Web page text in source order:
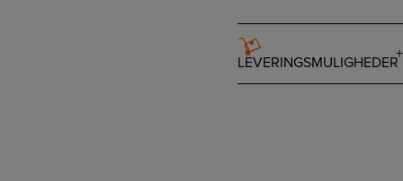
LEVERINGSMULIGHEDER